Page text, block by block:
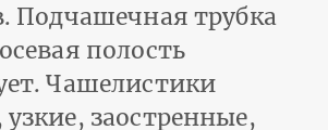
Подчашечная трубка
полость
Чашелистики
заостренные,